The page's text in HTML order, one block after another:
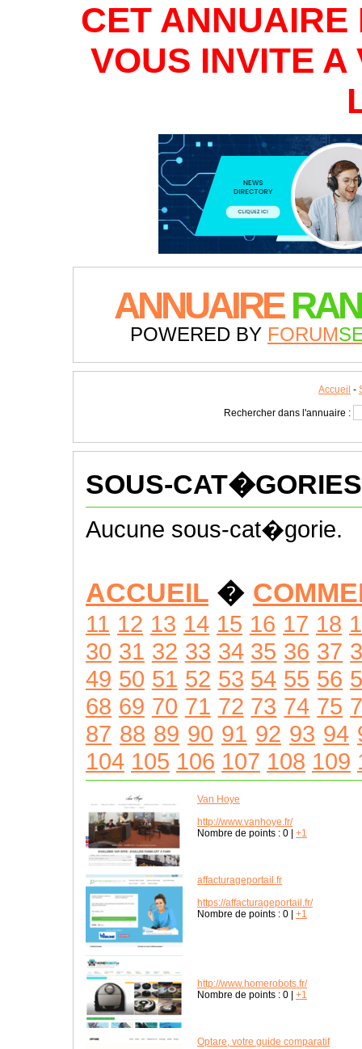
CET
VOUS INVITE A
ANNUAIRE
POWERED BY FORUM
Accueil -
Rechercher dans l'annuaire :
SOUS-CAT�GORIES
Aucune sous-cat�gorie.
ACCUEIL �
11 12 13 14 15 16 17 18
30 31 32 33 34 35 36 37
49 50 51 52 53 54 55 56
68 69 70 71 72 73 74 75
87 88 89 90 91 92 93 94
104 105 106 107 108 109
Van Hoye
http://www.vanhoye.fr/
Nombre de points : 0 +1
affacturageportail.fr
https://affacturageportail.fr/
Nombre de points : 0 +1
http://www.homerobots.fr/
Nombre de points : 0 +1
Optare, votre guide comparatif